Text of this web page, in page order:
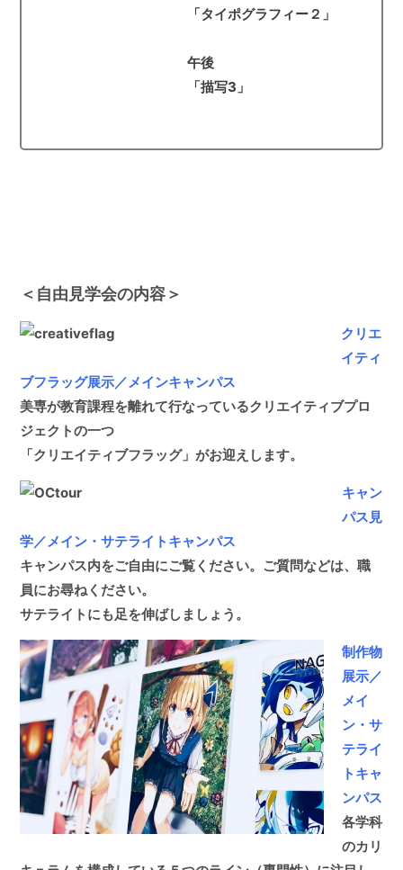
「タイポグラフィー２」
午後
「描写3」
＜自由見学会の内容＞
クリエ
イティ
ブフラッグ展示／メインキャンパス
美専が教育課程を離れて行なっているクリエイティブプロ
ジェクトの一つ
「クリエイティブフラッグ」がお迎えします。
キャン
パス見
学／メイン・サテライトキャンパス
キャンパス内をご自由にご覧ください。ご質問などは、職
員にお尋ねください。
サテライトにも足を伸ばしましょう。
制作物
展示／
メイ
ン・サ
テライ
トキャ
ンパス
各学科
のカリ